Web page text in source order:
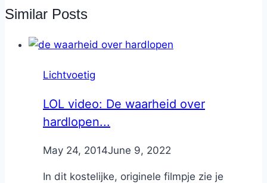
Similar Posts
Lichtvoetig
LOL video: De waarheid over
hardlopen...
ByNicole
May 24, 2014June 9, 2022
In dit kostelijke, originele filmpje zie je